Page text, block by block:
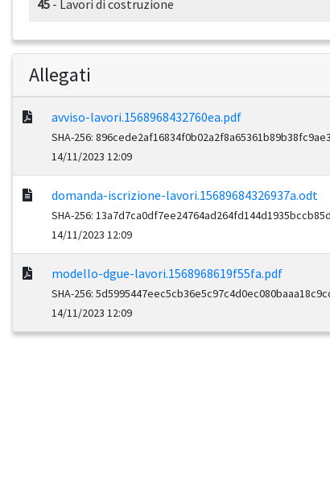
45 - Lavori di costruzione
Allegati
avviso-lavori.1568968432760ea.pdf
SHA-256:
14/11/2023 12:09
domanda-iscrizione-lavori.15689684326937a.odt
SHA-256:
14/11/2023 12:09
modello-dgue-lavori.1568968619f55fa.pdf
SHA-256:
14/11/2023 12:09